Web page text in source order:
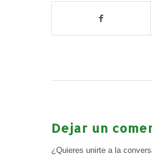
Dejar un
¿Quieres unirte a la